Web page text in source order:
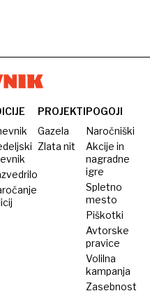
PROJEKTI
Gazela
Zlata nit
POGOJI
Naročniški
Akcije in
nagradne
igre
Spletno
mesto
Piškotki
Avtorske
pravice
Volilna
kampanja
Zasebnost